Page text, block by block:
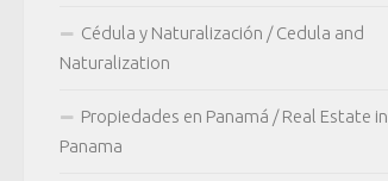
Cédula y Naturalización / Cedula and
Naturalization
Propiedades en Panamá / Real Estate in
Panama